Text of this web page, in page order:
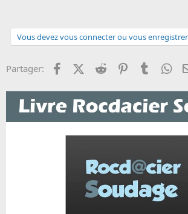
Vous devez vous connecter ou vous
Partager: FacebookX (Twitter)
Reddit PinterestTumblr